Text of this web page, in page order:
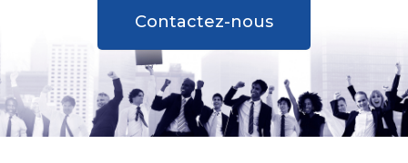
Contactez-nous